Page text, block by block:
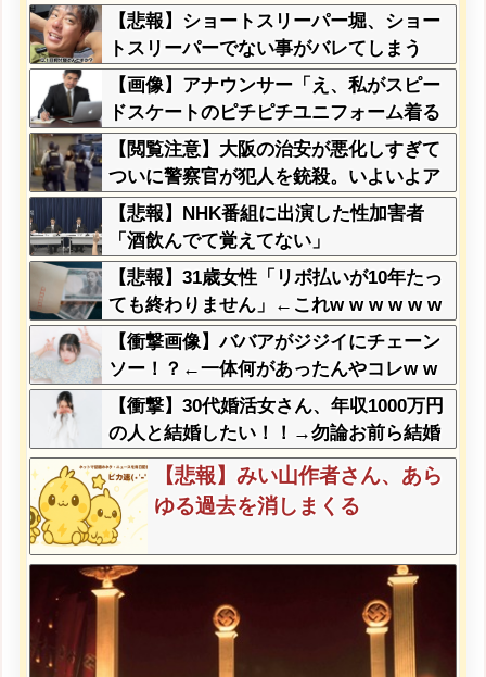
「！？」自衛隊「！？」→結果
w w w w w w w w【悲報】ショートスリーパー堀、ショー
トスリーパーでない事がバレてしまう
【画像】アナウンサー「え、私がスピー
ドスケートのピチピチユニフォーム着る
んですか…？ﾑﾁｨ！！」←これはお前ら
に刺さるやろw w w w w w w w
【閲覧注意】大阪の治安が悪化しすぎて
ついに警察官が犯人を銃殺。いよいよア
メリカみたいになってきたな
【悲報】NHK番組に出演した性加害者
「酒飲んでて覚えてない」
【悲報】31歳女性「リボ払いが10年たっ
ても終わりません」←これw w w w w w
w【衝撃画像】ババアがジジイにチェーン
ソー！？←一体何があったんやコレw w
w w w w w w w
【衝撃】30代婚活女さん、年収1000万円
の人と結婚したい！！→勿論お前ら結婚
してあげるよな？？？？？？？
【悲報】みい山作者さん、あら
ゆる過去を消しまくる